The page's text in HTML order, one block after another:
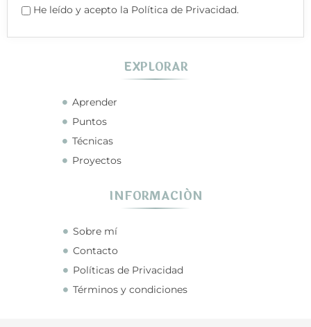
He leído y acepto la Política de Privacidad.
EXPLORAR
Aprender
Puntos
Técnicas
Proyectos
INFORMACIÓN
Sobre mí
Contacto
Políticas de Privacidad
Términos y condiciones